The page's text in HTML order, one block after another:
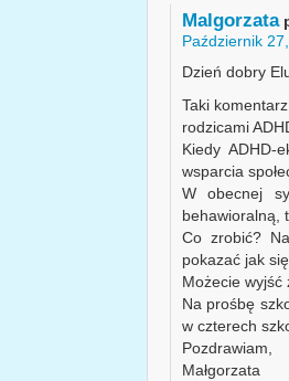
Malgorzata
Październik
Dzień dobry
Taki
rodzicami
Kiedy
wsparcia
W obecnej
behawioralną,
Co zrobić?
pokazać jak
Możecie wyjść
Na prośbę
w czterech
Pozdrawiam,
Małgorzata